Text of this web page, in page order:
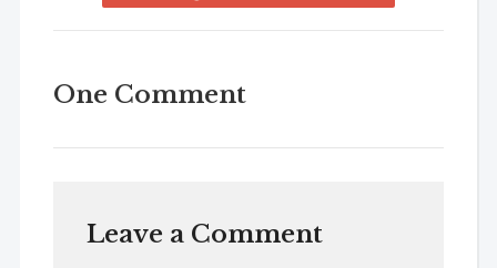
One Comment
Leave a Comment